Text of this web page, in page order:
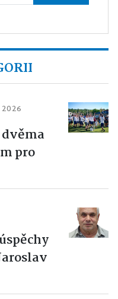
2026
pro